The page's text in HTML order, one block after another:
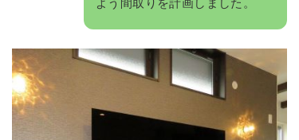
よう間取りを計画しました。